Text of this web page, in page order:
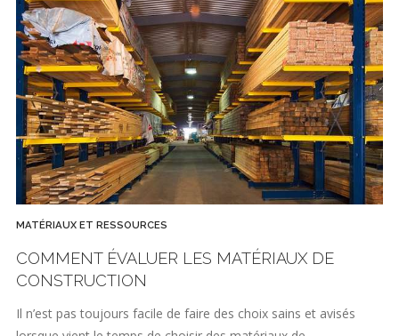
MATÉRIAUX ET RESSOURCES
COMMENT ÉVALUER LES MATÉRIAUX DE
CONSTRUCTION
Il n’est pas toujours facile de faire des choix sains et avisés